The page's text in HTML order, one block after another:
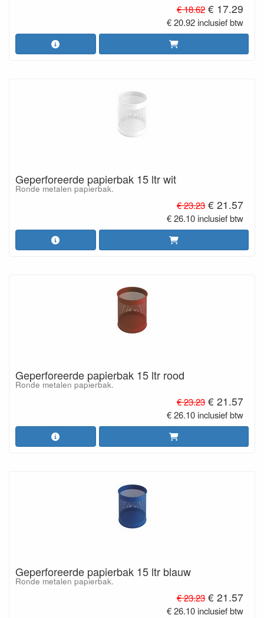
€ 18.62 € 17.29
€ 20.92 inclusief btw
Geperforeerde papierbak 15 ltr wit
Ronde metalen papierbak.
€ 23.23 € 21.57
€ 26.10 inclusief btw
Geperforeerde papierbak 15 ltr rood
Ronde metalen papierbak.
€ 23.23 € 21.57
€ 26.10 inclusief btw
Geperforeerde papierbak 15 ltr blauw
Ronde metalen papierbak.
€ 23.23 € 21.57
€ 26.10 inclusief btw